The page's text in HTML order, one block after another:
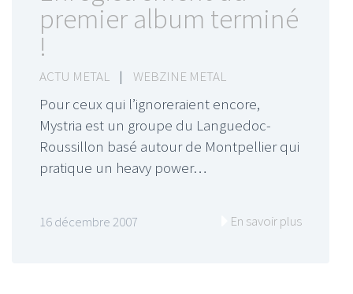
premier album terminé
!
ACTU METAL | WEBZINE METAL
Pour ceux qui l’ignoreraient encore,
Mystria est un groupe du Languedoc-
Roussillon basé autour de Montpellier qui
pratique un heavy power…
16 décembre 2007 En savoir plus